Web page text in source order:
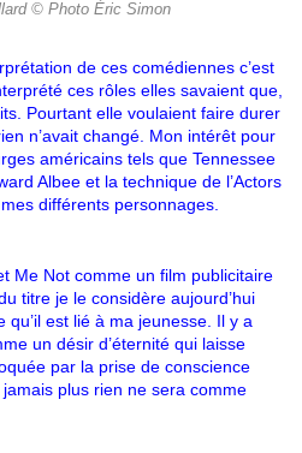
© Photo Éric Simon
de ces comédiennes c’est
ces rôles elles savaient que,
Pourtant elle voulaient faire durer
n’avait changé. Mon intérêt pour
américains tels que Tennessee
Albee et la technique de l’Actors
différents personnages.
Me Not comme un film publicitaire
titre je le considère aujourd’hui
est lié à ma jeunesse. Il y a
un désir d’éternité qui laisse
par la prise de conscience
plus rien ne sera comme